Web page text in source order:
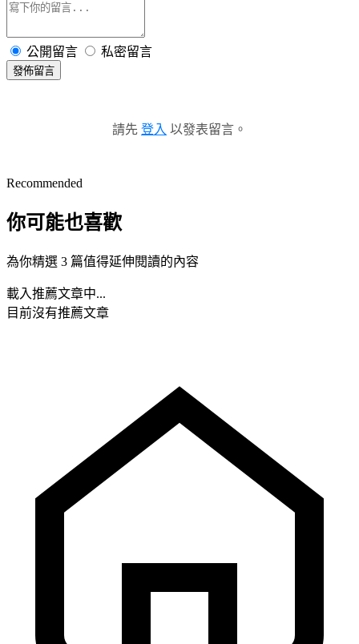
公開留言 私密留言
發佈留言
請先 登入 以發表留言。
Recommended
你可能也喜歡
為你精選 3 篇值得延伸閱讀的內容
載入推薦文章中...
目前沒有推薦文章